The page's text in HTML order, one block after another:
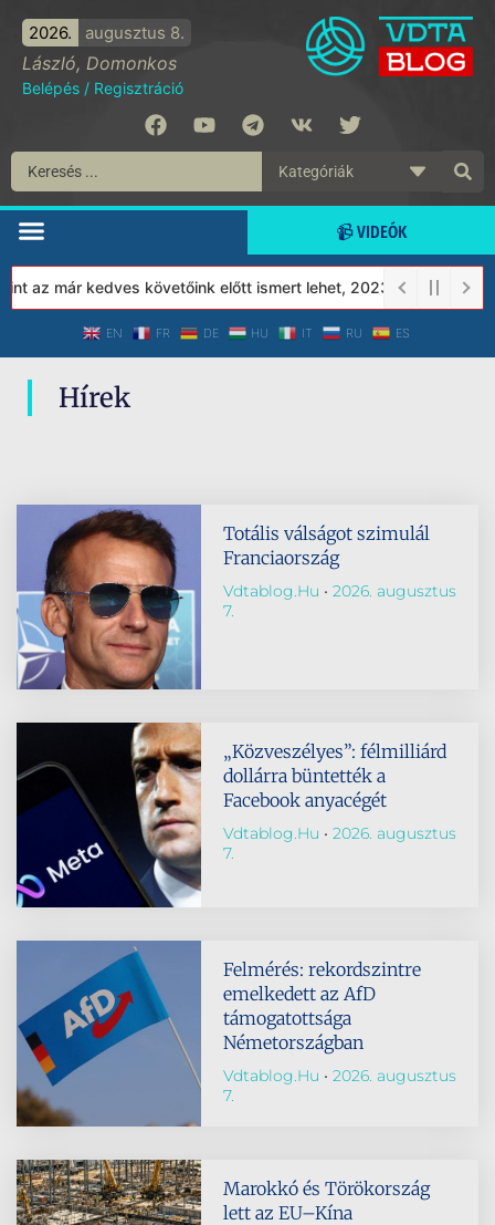
2026. augusztus 8.
László, Domonkos
Belépés / Regisztráció
📹 VIDEÓK
az már kedves követőink előtt ismert lehet, 2023-tól a Védett
EN FR DE HU IT RU ES
Hírek
Totális válságot szimulál
Franciaország
Vdtablog.hu
2026. augusztus
7.
„Közveszélyes”: félmilliárd
dollárra büntették a
Facebook anyacégét
Vdtablog.hu
2026. augusztus
7.
Felmérés: rekordszintre
emelkedett az AfD
támogatottsága
Németországban
Vdtablog.hu
2026. augusztus
7.
Marokkó és Törökország
lett az EU–Kína